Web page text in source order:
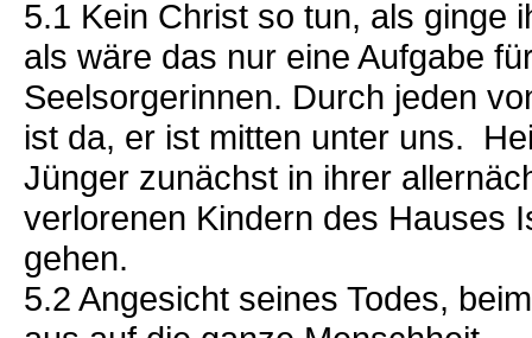
5.1 Kein Christ so tun, als ginge
als wäre das nur eine Aufgabe
Seelsorgerinnen. Durch jeden
ist da, er ist mitten unter uns.
Jünger zunächst in ihrer
verlorenen Kindern des Hauses
gehen.
5.2 Angesicht seines Todes,